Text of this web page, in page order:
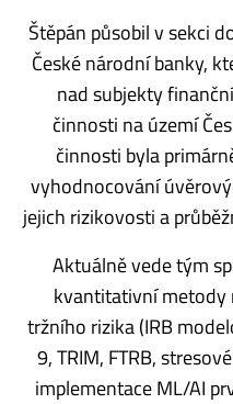
Štěpán působil v sekci
České národní banky,
nad subjekty
činnosti na území
činnosti byla
vyhodnocování
jejich rizikovosti a
Aktuálně vede tým
kvantitativní metody
tržního rizika (IRB
9, TRIM, FTRB,
implementace ML/AI